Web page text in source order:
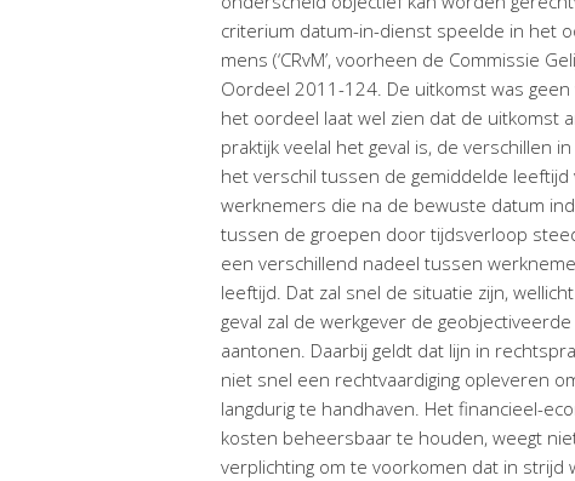
criterium datum-in-dienst speelde in het
mens (‘CRvM’, voorheen de Commissie
Oordeel 2011-124. De uitkomst was
het oordeel laat wel zien dat de uitkomst
praktijk veelal het geval is, de verschillen
het verschil tussen de gemiddelde leeftijd
werknemers die na de bewuste datum
tussen de groepen door tijdsverloop
een verschillend nadeel tussen
leeftijd. Dat zal snel de situatie zijn,
geval zal de werkgever de
aantonen. Daarbij geldt dat lijn in
niet snel een rechtvaardiging opleveren
langdurig te handhaven. Het financieel-
kosten beheersbaar te houden, weegt
verplichting om te voorkomen dat in strijd